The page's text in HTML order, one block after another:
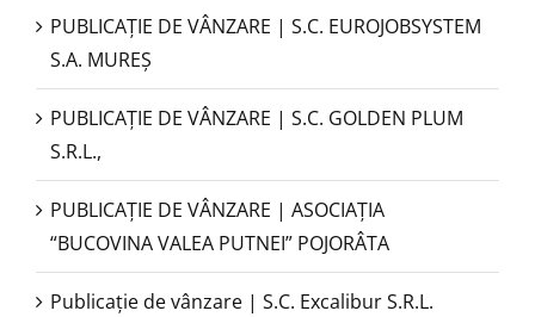
PUBLICAŢIE DE VÂNZARE | S.C. EUROJOBSYSTEM
S.A. MUREȘ
PUBLICAȚIE DE VÂNZARE | S.C. GOLDEN PLUM
S.R.L.,
PUBLICAŢIE DE VÂNZARE | ASOCIAȚIA
“BUCOVINA VALEA PUTNEI” POJORÂTA
Publicație de vânzare | S.C. Excalibur S.R.L.